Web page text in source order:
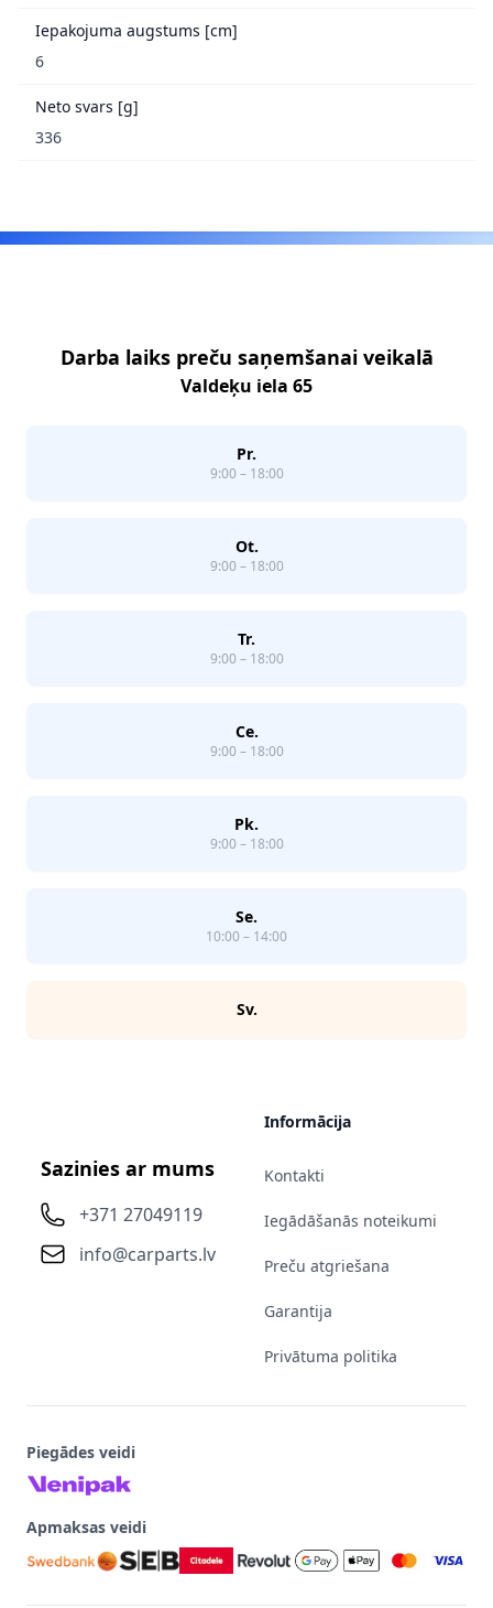
Iepakojuma augstums [cm]
6
Neto svars [g]
336
Darba laiks preču saņemšanai veikalā
Valdeķu iela 65
Pr.
9:00 – 18:00
Ot.
9:00 – 18:00
Tr.
9:00 – 18:00
Ce.
9:00 – 18:00
Pk.
9:00 – 18:00
Se.
10:00 – 14:00
Sv.
Sazinies ar mums
+371 27049119
info@carparts.lv
Informācija
Kontakti
Iegādāšanās noteikumi
Preču atgriešana
Garantija
Privātuma politika
Piegādes veidi
Apmaksas veidi